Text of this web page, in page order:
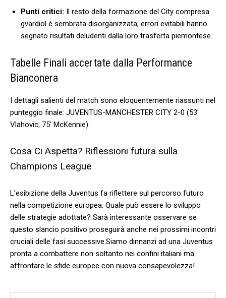
Punti critici: Il ⁤resto della formazione del City compresa
gvardiol è sembrata disorganizzata; errori evitabili hanno
segnato risultati deludenti‌ dalla loro trasferta⁤ piemontese.
Tabelle Finali accertate dalla Performance
Bianconera
I dettagli salienti del match sono eloquentemente riassunti nel
punteggio finale: ‍JUVENTUS-MANCHESTER ​CITY 2-0 ⁢(53′
Vlahovic; 75′⁣ McKennie).
Cosa Ci Aspetta? Riflessioni futura sulla
Champions⁣ League
L’esibizione della Juventus fa riflettere sul percorso⁢ futuro
nella competizione europea. Quale⁤ può essere ⁤lo sviluppo​
delle strategie adottate? Sarà interessante osservare‍ se
⁢questo slancio‌ positivo ⁤proseguirà anche nei ⁣prossimi incontri
cruciali⁢ delle fasi successive.Siamo dinnanzi ad⁢ una Juventus
pronta a combattere non soltanto nei confini ‍italiani ma
affrontare le sfide⁤ europee con nuova ‌consapevolezza!